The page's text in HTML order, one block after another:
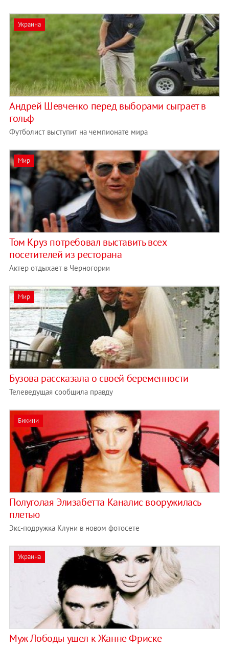
Украина
Андрей Шевченко перед выборами сыграет в
гольф
Футболист выступит на чемпионате мира
Мир
Том Круз потребовал выставить всех
посетителей из ресторана
Актер отдыхает в Черногории
Мир
Бузова рассказала о своей беременности
Телеведущая сообщила правду
Бикини
Полуголая Элизабетта Каналис вооружилась
плетью
Экс-подружка Клуни в новом фотосете
Украина
Муж Лободы ушел к Жанне Фриске